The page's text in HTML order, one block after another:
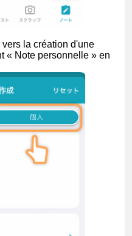
la création d'une
« Note personnelle » en